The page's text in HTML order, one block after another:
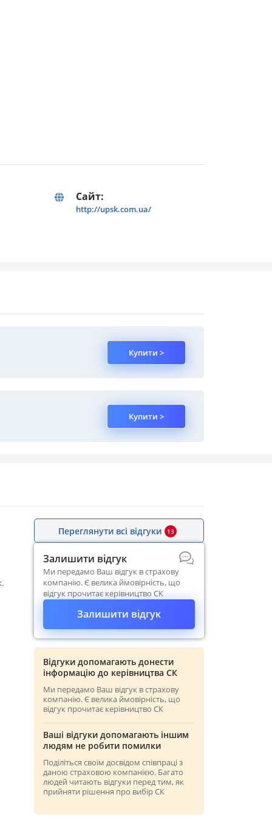
Сайт:
http://upsk.com.ua/
Купити >
Купити >
Переглянути всі відгуки 13
Залишити відгук
Ми передамо Ваш відгук в страхову
компанію. Є велика ймовірність, що
відгук прочитає керівництво СК
Залишити відгук
Відгуки допомагають донести
інформацію до керівництва СК
Ми передамо Ваш відгук в страхову
компанію. Є велика ймовірність, що
відгук прочитає керівництво СК
Ваші відгуки допомагають іншим
людям не робити помилки
Поділіться своїм досвідом співпраці з
даною страховою компанією. Багато
людей читають відгуки перед тим, як
прийняти рішення про вибір СК